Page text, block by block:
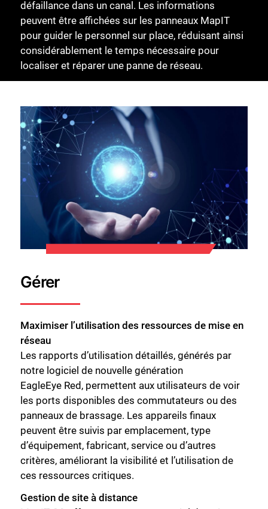
défaillance dans un canal. Les informations
peuvent être affichées sur les panneaux MapIT
pour guider le personnel sur place, réduisant ainsi
considérablement le temps nécessaire pour
localiser et réparer une panne de réseau.
Gérer
Maximiser l’utilisation des ressources de mise en
réseau
Les rapports d’utilisation détaillés, générés par
notre logiciel de nouvelle génération
EagleEye Red, permettent aux utilisateurs de voir
les ports disponibles des commutateurs ou des
panneaux de brassage. Les appareils finaux
peuvent être suivis par emplacement, type
d’équipement, fabricant, service ou d’autres
critères, améliorant la visibilité et l’utilisation de
ces ressources critiques.
Gestion de site à distance